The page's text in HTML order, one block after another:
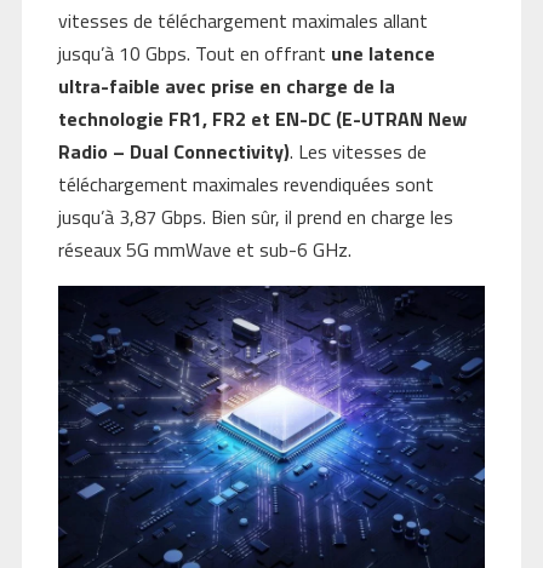
vitesses de téléchargement maximales allant
jusqu’à 10 Gbps. Tout en offrant une latence
ultra-faible avec prise en charge de la
technologie FR1, FR2 et EN-DC (E-UTRAN New
Radio – Dual Connectivity). Les vitesses de
téléchargement maximales revendiquées sont
jusqu’à 3,87 Gbps. Bien sûr, il prend en charge les
réseaux 5G mmWave et sub-6 GHz.